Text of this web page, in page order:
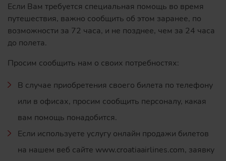
Если Вам требуется специальная помощь во время
путешествия, важно сообщить об этом заранее, по
возможности за 72 часа, и не позднее, чем за 24 часа
до полета.
Просим сообщить нам о своих потребностях:
В случае приобретения своего билета по телефону
или в офисах, просим сообщить персоналу, какая
вам помощь понадобится.
Если используете услугу онлайн продажи билетов
на нашем веб сайте www.croatiaairlines.com, заявку